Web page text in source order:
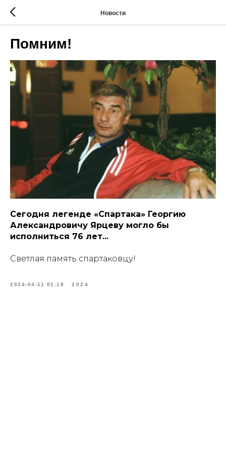
Новости
Помним!
Сегодня легенде «Спартака» Георгию
Александровичу Ярцеву могло бы
исполниться 76 лет...
Светлая память спартаковцу!
2024-04-11 01:18 2024